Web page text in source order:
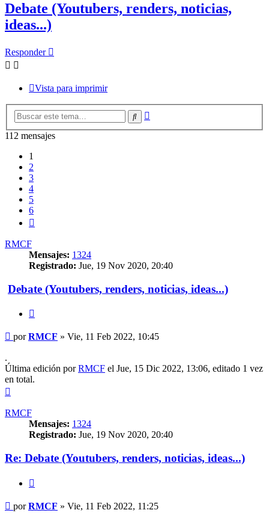
Debate (Youtubers, renders, noticias,
ideas...)
Responder
Vista para imprimir
Buscar
112 mensajes
1
2
3
4
5
6
RMCF
Mensajes: 1324
Registrado: Jue, 19 Nov 2020, 20:40
Debate (Youtubers, renders, noticias, ideas...)
Mensaje
porRMCF » Vie, 11 Feb 2022, 10:45
.
Última edición porRMCF el Jue, 15 Dic 2022, 13:06, editado 1 vez
en total.
RMCF
Mensajes: 1324
Registrado: Jue, 19 Nov 2020, 20:40
Re: Debate (Youtubers, renders, noticias, ideas...)
Mensaje
porRMCF » Vie, 11 Feb 2022, 11:25